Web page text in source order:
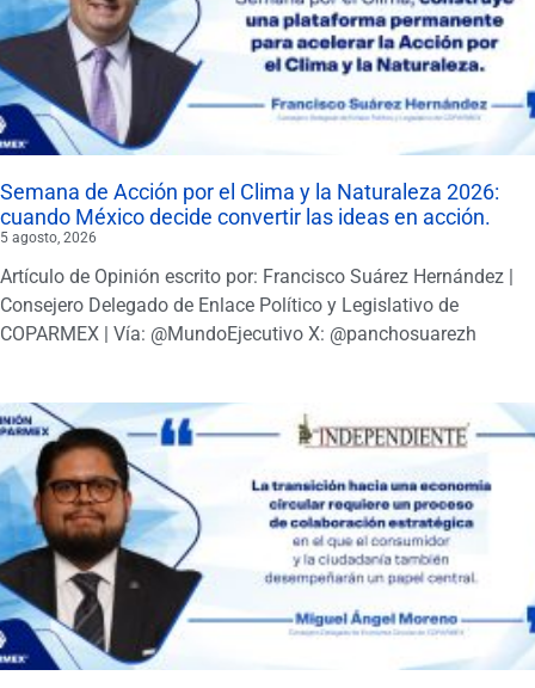
Semana de Acción por el Clima y la Naturaleza 2026:
cuando México decide convertir las ideas en acción.
5 agosto, 2026
Artículo de Opinión escrito por: Francisco Suárez Hernández |
Consejero Delegado de Enlace Político y Legislativo de
COPARMEX | Vía: @MundoEjecutivo X: @panchosuarezh